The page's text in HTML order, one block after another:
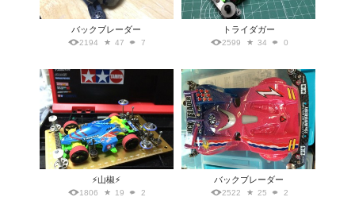
バックブレーダー
2194 47 7
トライダガー
2599 34 0
⚡️山椒⚡️
1806 19 2
バックブレーダー
2522 25 2